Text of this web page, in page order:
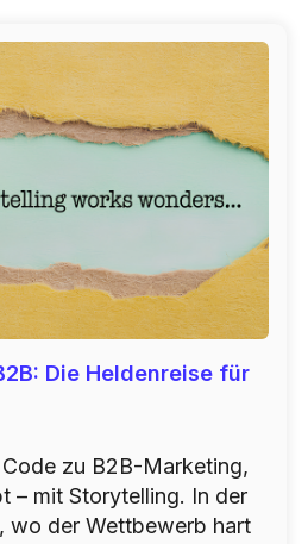
Die Heldenreise für
zu B2B-Marketing,
– mit Storytelling. In der
wo der Wettbewerb hart